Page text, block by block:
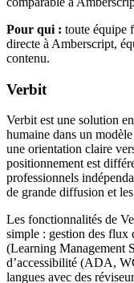
Pour qui : toute équipe
directe à Amberscript,
contenu.
Verbit
Verbit est une solution
humaine dans un
une orientation claire
positionnement est
professionnels
de grande diffusion et
Les fonctionnalités de
simple : gestion des flux
(Learning Management
d’accessibilité (ADA,
langues avec des